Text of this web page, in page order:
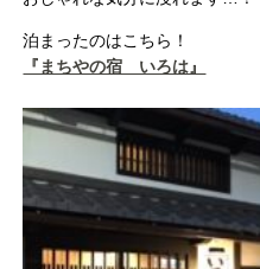
泊まったのはこちら！
『まちやの宿 いろは』